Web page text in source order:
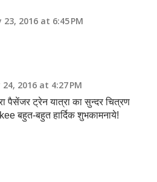
23, 2016 at 6:45 PM
24, 2016 at 4:27 PM
पैसेंजर ट्रेन यात्रा का सुन्दर चित्रण
बहुत-बहुत हार्दिक शुभकामनाये!